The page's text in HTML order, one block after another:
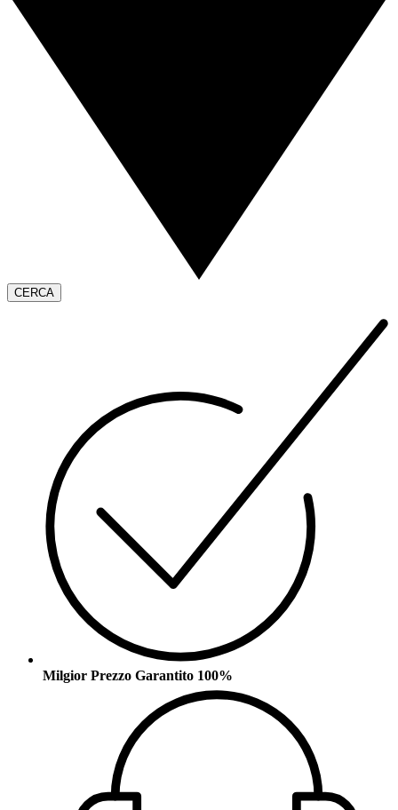
CERCA
Milgior Prezzo Garantito 100%